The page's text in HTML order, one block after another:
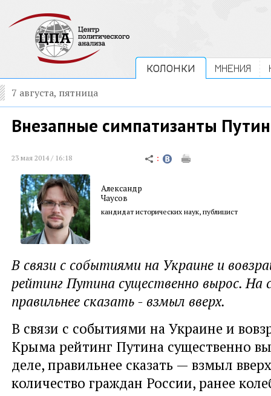
КОЛОНКИ МНЕНИЯ
7 августа, пятница
Внезапные симпатизанты
23 мая 2014 / 16:18
Александр
Чаусов
кандидат исторических наук, публицист
В связи с событиями на Украине и
рейтинг Путина существенно вырос. На
правильнее сказать - взмыл вверх.
В связи с событиями на Украине и
Крыма рейтинг Путина существенно
деле, правильнее сказать — взмыл
количество граждан России, ранее